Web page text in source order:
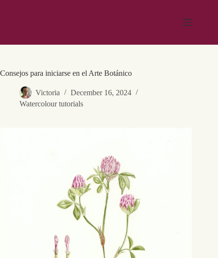
Consejos para iniciarse en el Arte Botánico
Victoria
December 16, 2024
Watercolour tutorials